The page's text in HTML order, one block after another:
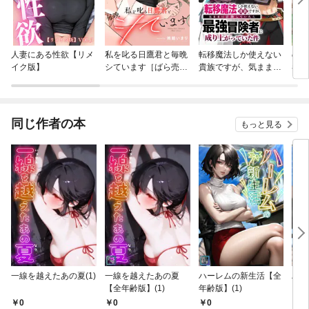
人妻にある性欲【リメ
イク版】
私を叱る日鷹君と毎晩
シています［ばら売
転移魔法しか使えない
貴族ですが、気ままに
の
者
～
同じ作者の本 もっと見る
一線を越えたあの夏(1)
0
一線を越えたあの夏
【全年齢版】(1)
0
ハーレムの新生活【全
年齢版】(1)
0
ハ